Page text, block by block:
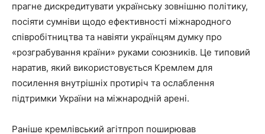
прагне дискредитувати українську зовнішню політику,
посіяти сумніви щодо ефективності міжнародного
співробітництва та навіяти українцям думку про
«розграбування країни» руками союзників. Це типовий
наратив, який використовується Кремлем для
посилення внутрішніх протиріч та ослаблення
підтримки України на міжнародній арені.
Раніше кремлівський агітпроп поширював